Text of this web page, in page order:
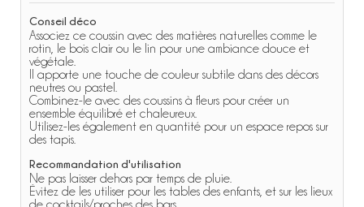
Conseil déco
Associez ce coussin avec des matières naturelles comme le
rotin, le bois clair ou le lin pour une ambiance douce et
végétale.
Il apporte une touche de couleur subtile dans des décors
neutres ou pastel.
Combinez-le avec des coussins à fleurs pour créer un
ensemble équilibré et chaleureux.
Utilisez-les également en quantité pour un espace repos sur
des tapis.
Recommandation d'utilisation
Ne pas laisser dehors par temps de pluie.
Évitez de les utiliser pour les tables des enfants, et sur les lieux